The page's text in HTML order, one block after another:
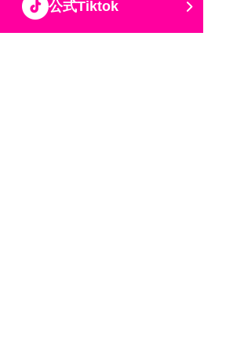
公式Tiktok